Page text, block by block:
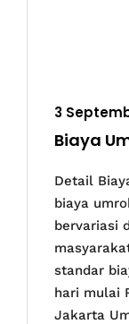
3
Biaya
Detail
biaya
bervariasi
standar
hari mulai
Jakarta